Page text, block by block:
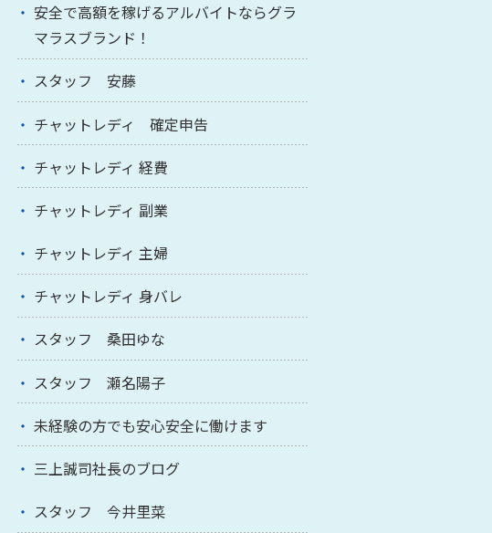
安全で高額を稼げるアルバイトならグラ
マラスブランド！
スタッフ 安藤
チャットレディ 確定申告
チャットレディ 経費
チャットレディ 副業
チャットレディ 主婦
チャットレディ 身バレ
スタッフ 桑田ゆな
スタッフ 瀬名陽子
未経験の方でも安心安全に働けます
三上誠司社長のブログ
スタッフ 今井里菜